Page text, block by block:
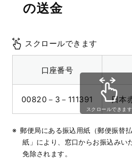
の送金
口座番号
00820－3－111391 日本
スクロールできます
スクロールできます
郵便局にある振込用紙（郵便振替
紙」により、窓口からお振込みい
免除されます。